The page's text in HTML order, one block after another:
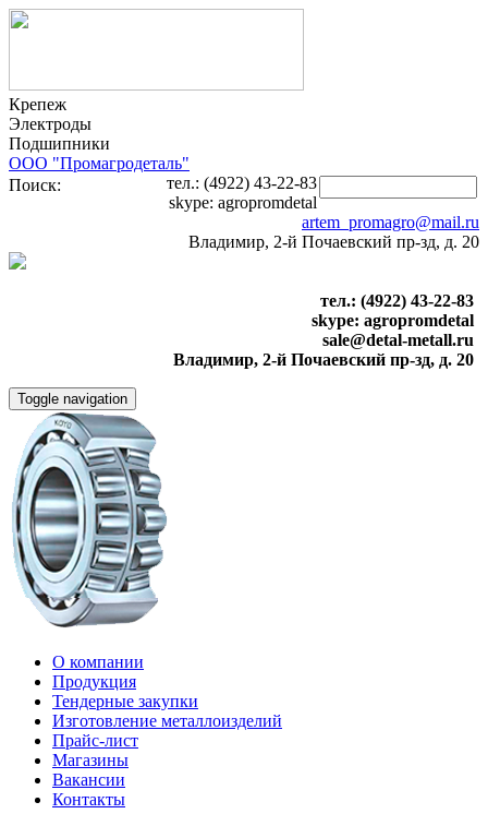
Крепеж
Электроды
Подшипники
ООО "Промагродеталь"
Поиск:
тел.: (4922) 43-22-83
skype: agropromdetal
artem_promagro@mail.ru
Владимир, 2-й Почаевский пр-зд, д. 20
тел.: (4922) 43-22-83
skype: agropromdetal
sale@detal-metall.ru
Владимир, 2-й Почаевский пр-зд, д. 20
Toggle navigation
О компании
Продукция
Тендерные закупки
Изготовление металлоизделий
Прайс-лист
Магазины
Вакансии
Контакты